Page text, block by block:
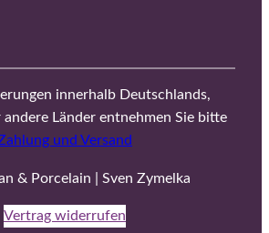
innerhalb Deutschlands,
Länder entnehmen Sie bitte
und Versand
& Porcelain | Sven Zymelka
Vertrag widerrufen